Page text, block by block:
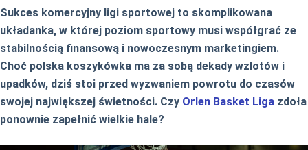
Sukces komercyjny ligi sportowej to skomplikowana
układanka, w której poziom sportowy musi współgrać ze
stabilnością finansową i nowoczesnym marketingiem.
Choć polska koszykówka ma za sobą dekady wzlotów i
upadków, dziś stoi przed wyzwaniem powrotu do czasów
swojej największej świetności. Czy Orlen Basket Liga zdoła
ponownie zapełnić wielkie hale?